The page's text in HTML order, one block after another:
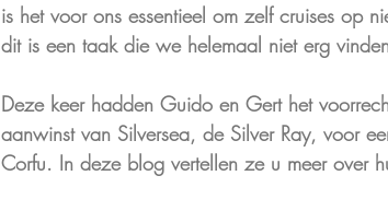
is het voor ons essentieel om zelf cruises op
dit is een taak die we helemaal niet erg
Deze keer hadden Guido en Gert het
aanwinst van Silversea, de Silver Ray, voor
Corfu. In deze blog vertellen ze u meer over